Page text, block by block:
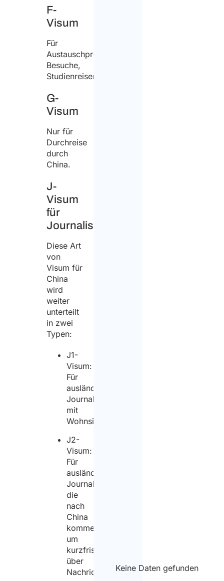
F-
Visum
Für
Austauschprogramme,
Besuche,
Studienreisen.
G-
Visum
Nur für
Durchreise
durch
China.
J-
Visum
für
Journalisten
Diese Art
von
Visum für
China
wird
weiter
unterteilt
in zwei
Typen:
J1-
Visum:
Für
ausländische
Journalisten
mit
Wohnsitz;
J2-
Visum:
Für
ausländische
Journalisten,
die
nach
China
kommen,
um
kurzfristig
über
Nachrichten
Keine Daten gefunden